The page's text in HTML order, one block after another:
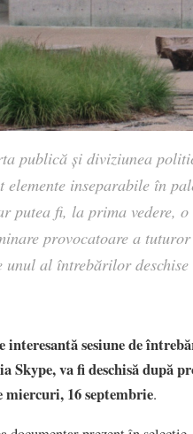
publică și diviziunea
elemente inseparabile în
putea fi, la prima vedere,
provocatoare a
unul al întrebărilor
interesantă sesiune de
Skype, va fi deschisă după
miercuri, 16 septembrie.